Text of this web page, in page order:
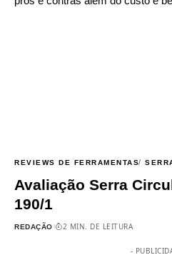
REVIEWS DE FERRAMENTAS
Avaliação Serra
190/1
REDAÇÃO 2 MIN. DE LEITURA
-